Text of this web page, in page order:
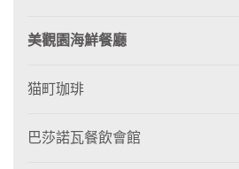
美觀園海鮮餐廳
猫町珈琲
巴莎諾瓦餐飲會館